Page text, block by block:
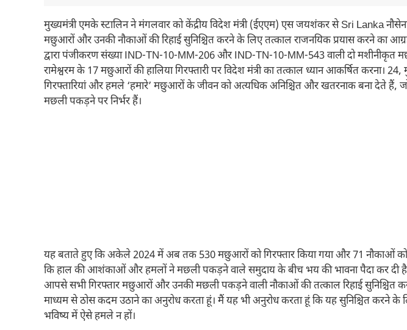
मुख्यमंत्री एमके स्टालिन ने मंगलवार को केंद्रीय विदेश मंत्री (ईएएम) एस जयशंकर से Sri Lanka
मछुआरों और उनकी नौकाओं की रिहाई सुनिश्चित करने के लिए तत्काल राजनयिक प्रयास करने का
द्वारा पंजीकरण संख्या IND-TN-10-MM-206 और IND-TN-10-MM-543 वाली दो मशीनीकृत
रामेश्वरम के 17 मछुआरों की हालिया गिरफ्तारी पर विदेश मंत्री का तत्काल ध्यान आकर्षित करना। 24,
गिरफ्तारियां और हमले ‘हमारे’ मछुआरों के जीवन को अत्यधिक अनिश्चित और खतरनाक बना देते हैं,
मछली पकड़ने पर निर्भर हैं।
यह बताते हुए कि अकेले 2024 में अब तक 530 मछुआरों को गिरफ्तार किया गया और 71 नौकाओं को
कि हाल की आशंकाओं और हमलों ने मछली पकड़ने वाले समुदाय के बीच भय की भावना पैदा कर दी
आपसे सभी गिरफ्तार मछुआरों और उनकी मछली पकड़ने वाली नौकाओं की तत्काल रिहाई सुनिश्चित
माध्यम से ठोस कदम उठाने का अनुरोध करता हूं। मैं यह भी अनुरोध करता हूं कि यह सुनिश्चित करने के
भविष्य में ऐसे हमले न हों।